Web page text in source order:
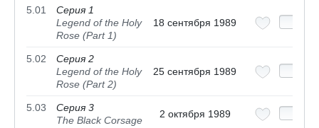
5.01
Серия 1
Legend of the Holy
Rose (Part 1)
18 сентября 1989
5.02
Серия 2
Legend of the Holy
Rose (Part 2)
25 сентября 1989
5.03
Серия 3
The Black Corsage
2 октября 1989